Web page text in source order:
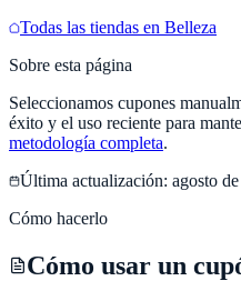
Todas las tiendas en Belleza
Sobre esta página
Seleccionamos cupones
éxito y el uso reciente para
metodología completa.
Última actualización: agosto
Cómo hacerlo
Cómo usar un